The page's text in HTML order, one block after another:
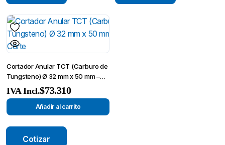
Cortador Anular TCT (Carburo de
Tungsteno) Ø 32 mm x 50 mm –
Broca de Corte
$73.310
IVA Incl.
Añadir al carrito
Cotizar